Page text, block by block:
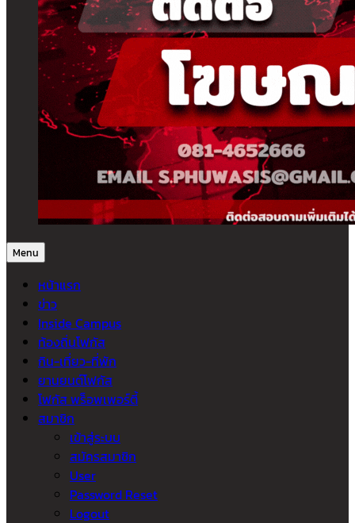
Menu
หน้าแรก
ข่าว
Inside Campus
ท้องถิ่นโฟกัส
กิน-เที่ยว-ที่พัก
ยานยนต์โฟกัส
โฟกัส พร็อพเพอร์ตี้
สมาชิก
เข้าสู่ระบบ
สมัครสมาชิก
User
Password Reset
Logout